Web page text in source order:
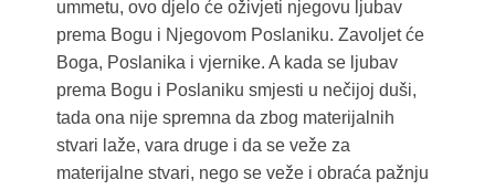
ummetu, ovo djelo će oživjeti njegovu ljubav
prema Bogu i Njegovom Poslaniku. Zavoljet će
Boga, Poslanika i vjernike. A kada se ljubav
prema Bogu i Poslaniku smjesti u nečijoj duši,
tada ona nije spremna da zbog materijalnih
stvari laže, vara druge i da se veže za
materijalne stvari, nego se veže i obraća pažnju